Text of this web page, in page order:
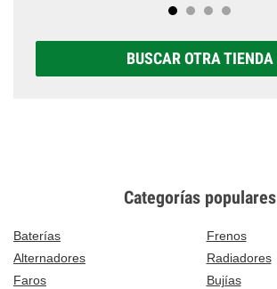
BUSCAR OTRA TIENDA
Categorías populares
Baterías
Frenos
Alternadores
Radiadores
Faros
Bujías